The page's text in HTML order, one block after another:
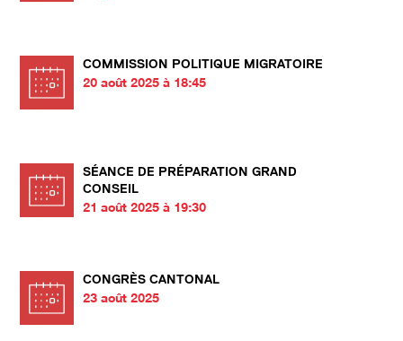
COMMISSION POLITIQUE MIGRATOIRE
20 août 2025 à 18:45
SÉANCE DE PRÉPARATION GRAND
CONSEIL
21 août 2025 à 19:30
CONGRÈS CANTONAL
23 août 2025